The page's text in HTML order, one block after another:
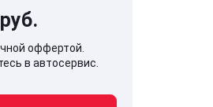
оффертой.
в автосервис.